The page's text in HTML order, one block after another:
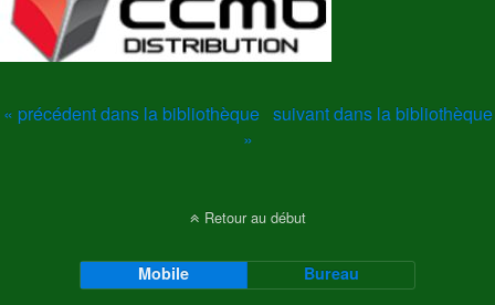
« précédent dans la bibliothèque suivant dans la bibliothèque
»
Retour au début
Mobile Bureau